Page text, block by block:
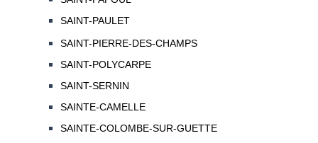
SAINT-PAULET
SAINT-PIERRE-DES-CHAMPS
SAINT-POLYCARPE
SAINT-SERNIN
SAINTE-CAMELLE
SAINTE-COLOMBE-SUR-GUETTE